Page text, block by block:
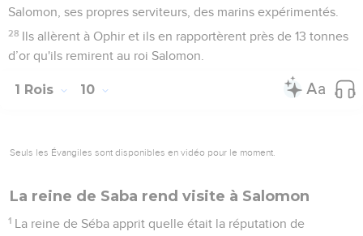
Salomon, ses propres serviteurs, des marins expérimentés.
28 Ils allèrent à Ophir et ils en rapportèrent près de 13 tonnes
d’or qu'ils remirent au roi Salomon.
1 Rois 10
Seuls les Évangiles sont disponibles en vidéo pour le moment.
La reine de Saba rend visite à Salomon
1 La reine de Séba apprit quelle était la réputation de